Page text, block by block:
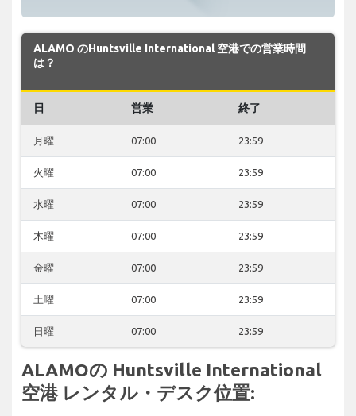
ALAMO のHuntsville International 空港での営業時間
は？
日 営業 終了
月曜 07:00 23:59
火曜 07:00 23:59
水曜 07:00 23:59
木曜 07:00 23:59
金曜 07:00 23:59
土曜 07:00 23:59
日曜 07:00 23:59
ALAMOの Huntsville International
空港 レンタル・デスク位置: